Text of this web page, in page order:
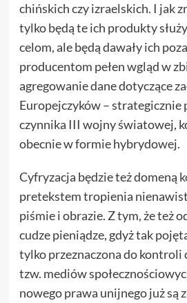
chińskich czy izraelskich. I jak
tylko będą te ich produkty
celom, ale będą dawały ich
producentom pełen wgląd w
agregowanie dane dotyczące
Europejczyków –
czynnika III wojny światowej,
obecnie w formie hybrydowej.
Cyfryzacja będzie też domeną
pretekstem tropienia
piśmie i obrazie. Z tym, że też
cudze pieniądze, gdyż tak
tylko przeznaczona do kontroli
tzw. mediów
nowego prawa unijnego już są